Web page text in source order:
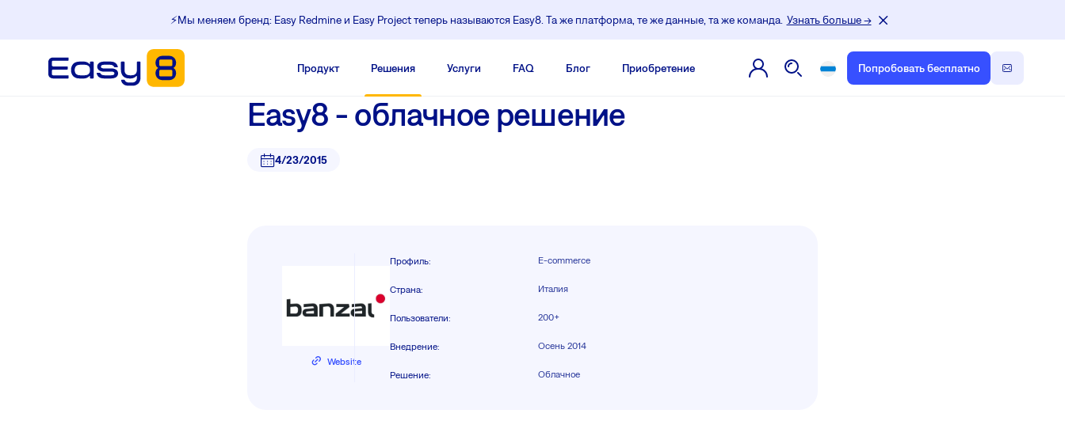
⚡️Мы меняем бренд: Easy Redmine и Easy Project теперь называются Easy8. Та же платформа, те же данные, та же команда. Узнать больше →
Продукт Pешения Услуги FAQ Блог Приобретение Попробовать бесплатно
Easy8 - облачное решение
4/23/2015
Website
Профиль: E-commerce
Страна: Италия
Пользователи: 200+
Внедрение: Осень 2014
Решение: Облачное